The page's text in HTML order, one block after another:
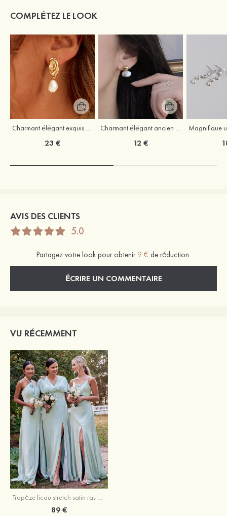
COMPLÉTEZ LE LOOK
Charmant élégant exquis argent s925 boucles d'oreilles
23 €
Charmant élégant ancien perle boucles d'oreilles
12 €
AVIS DES CLIENTS
5.0
Partagez votre look pour obtenir 9 € de réduction.
ÉCRIRE UN COMMENTAIRE
VU RÉCEMMENT
Trapèze licou stretch satin ras du sol robe de demoiselle d'honneur
89 €